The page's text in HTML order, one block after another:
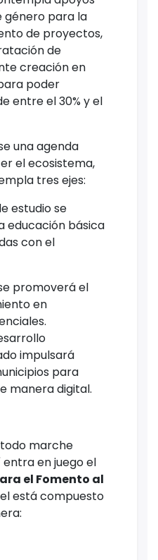
género para la
de proyectos,
de
creación en
poder
entre el 30% y el
una agenda
el ecosistema,
tres ejes:
estudio se
educación básica
con el
promoverá el
en
impulsará
para
manera digital.
marche
en juego el
el Fomento al
está compuesto